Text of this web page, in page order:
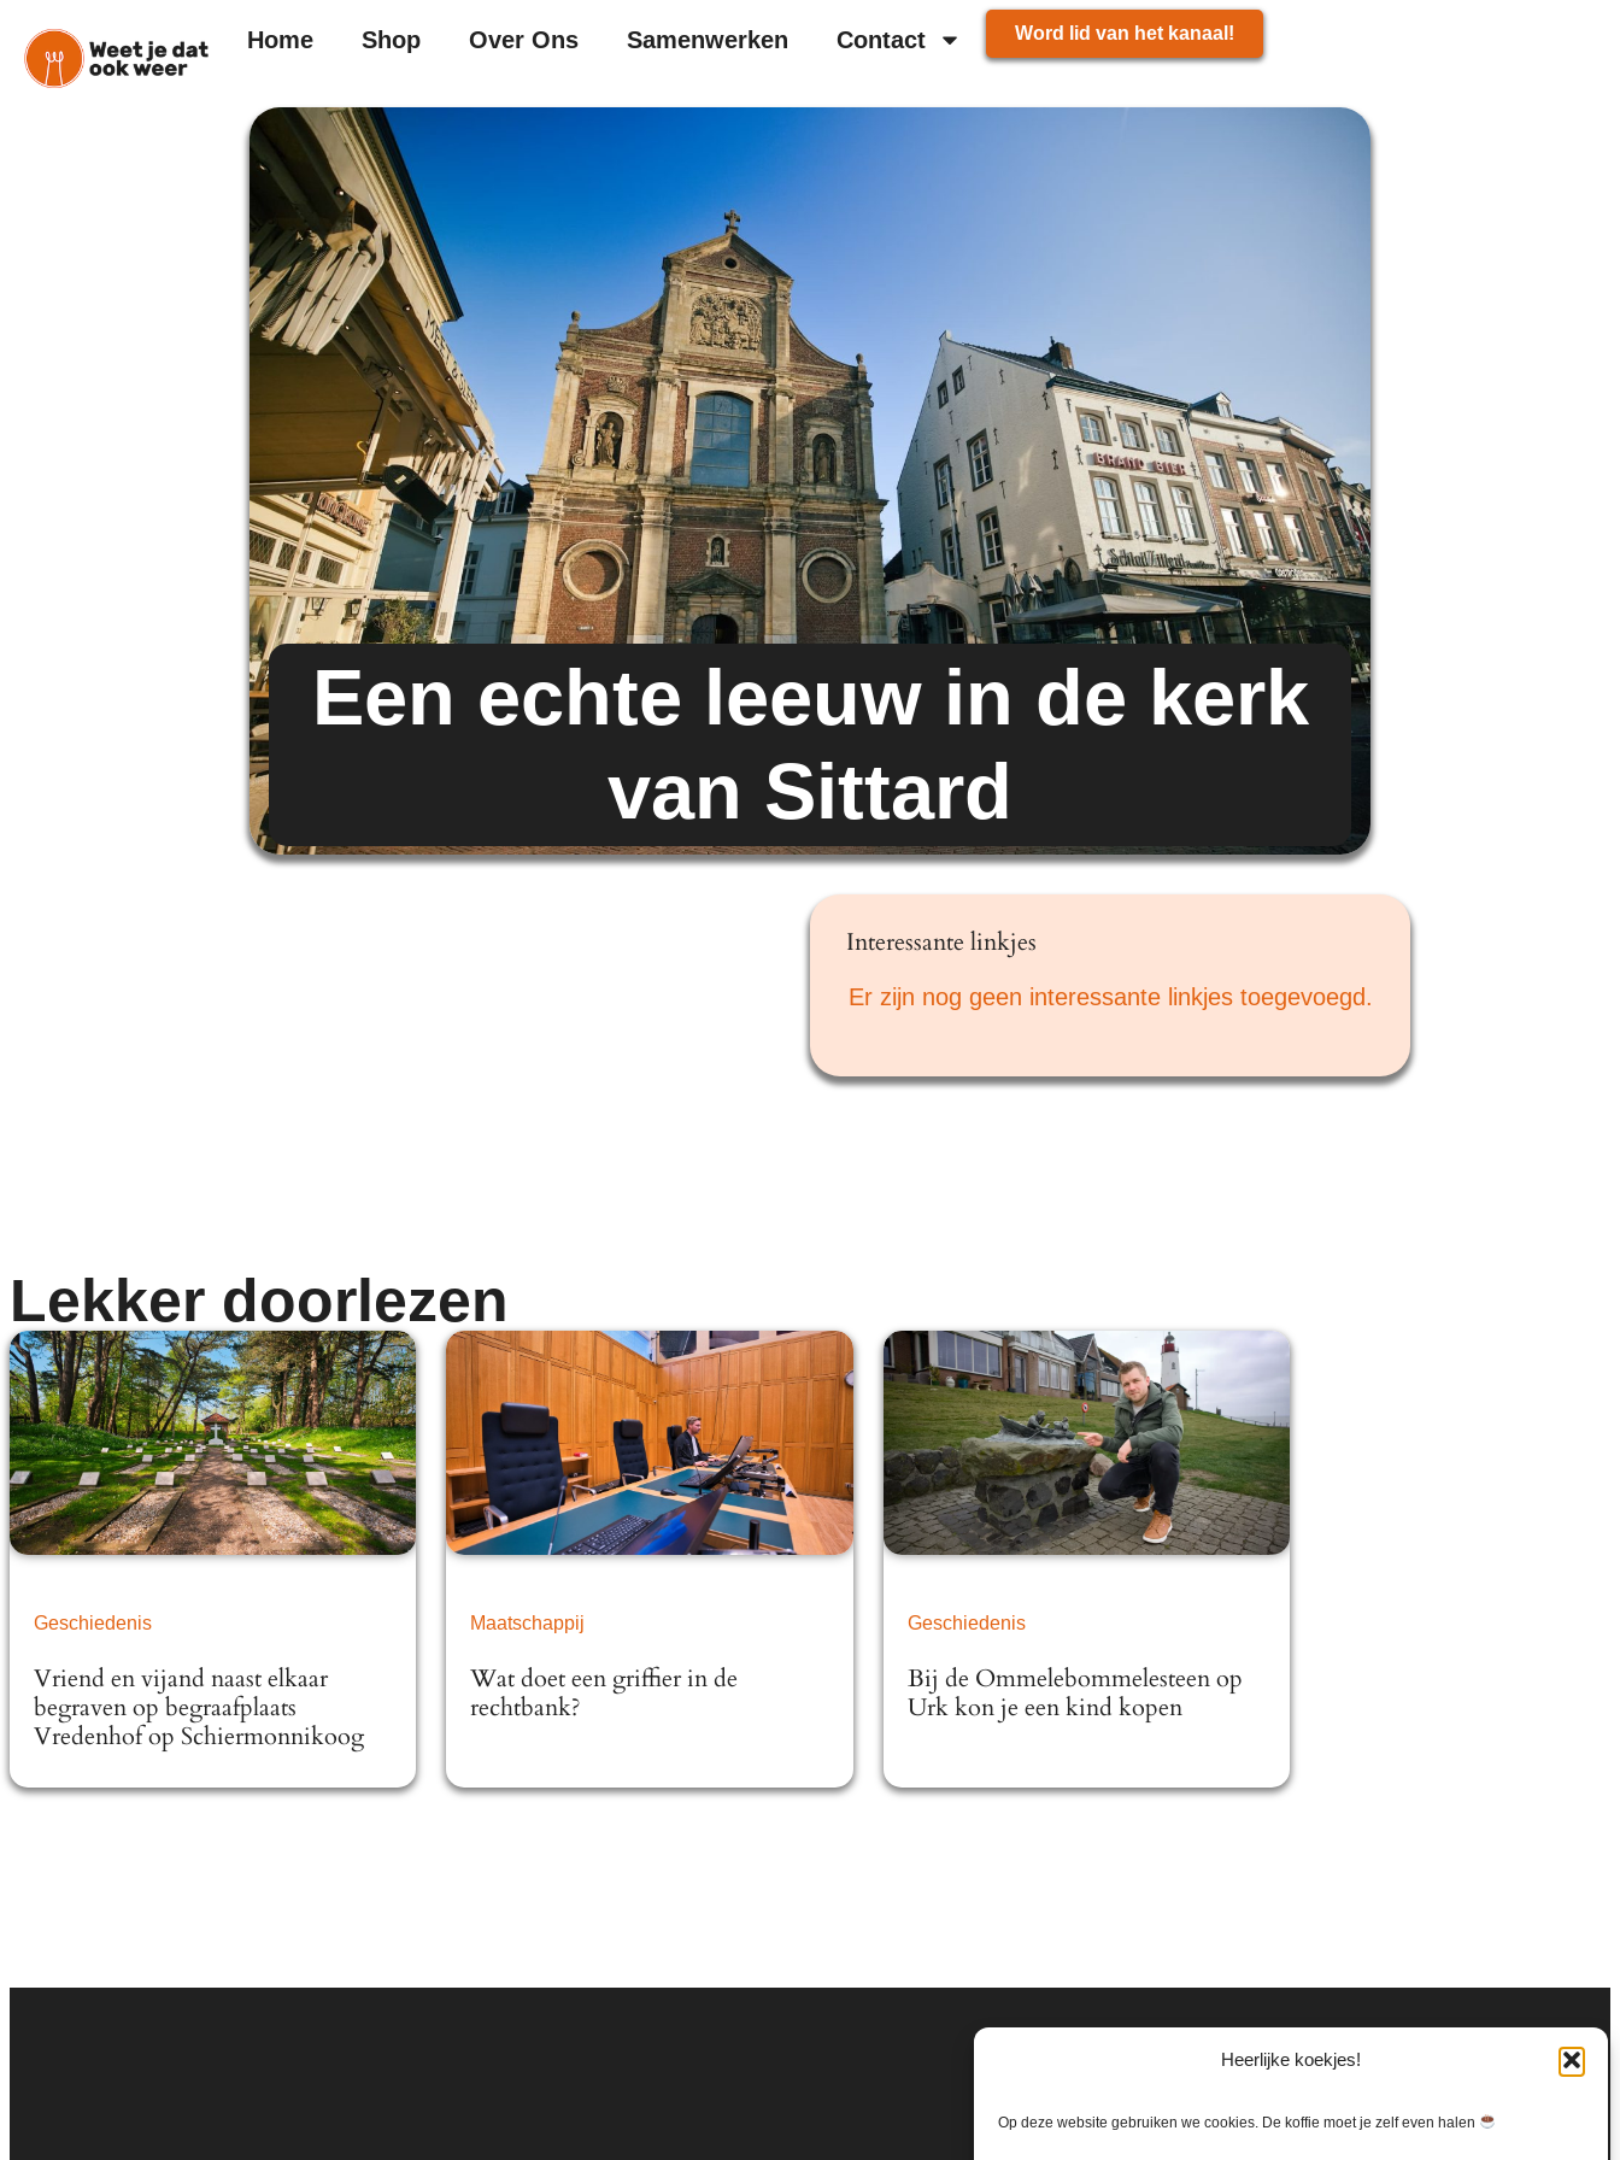
Heerlijke koekjes!
Op deze website gebruiken we cookies. De koffie moet je zelf even halen
Home Shop Over Ons Samenwerken Contact Word lid van het kanaal!
Een echte leeuw in de kerk
van Sittard
Interessante linkjes
Er zijn nog geen interessante linkjes toegevoegd.
Lekker doorlezen
Geschiedenis
Vriend en vijand naast elkaar
begraven op begraafplaats
Vredenhof op Schiermonnikoog
Maatschappij
Wat doet een griffier in de
rechtbank?
Geschiedenis
Bij de Ommelebommelesteen op
Urk kon je een kind kopen